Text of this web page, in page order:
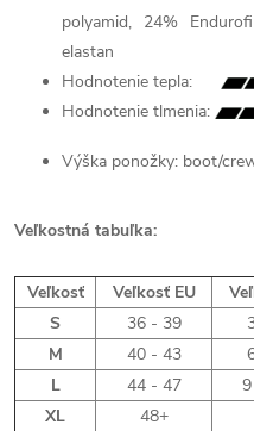
polyamid, 24%
elastan
Hodnotenie tepla:
Hodnotenie tlmenia:
Výška ponožky: boot/
Veľkostná tabuľka:
Veľkosť Veľkosť EU
S
36 - 39
M
40 - 43
L
44 - 47
XL
48+